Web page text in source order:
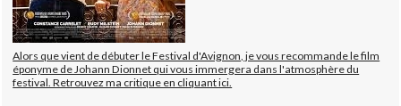
Alors que vient de débuter le Festival d'Avignon, je vous recommande le film
éponyme de Johann Dionnet qui vous immergera dans l'atmosphère du
festival. Retrouvez ma critique en cliquant ici.